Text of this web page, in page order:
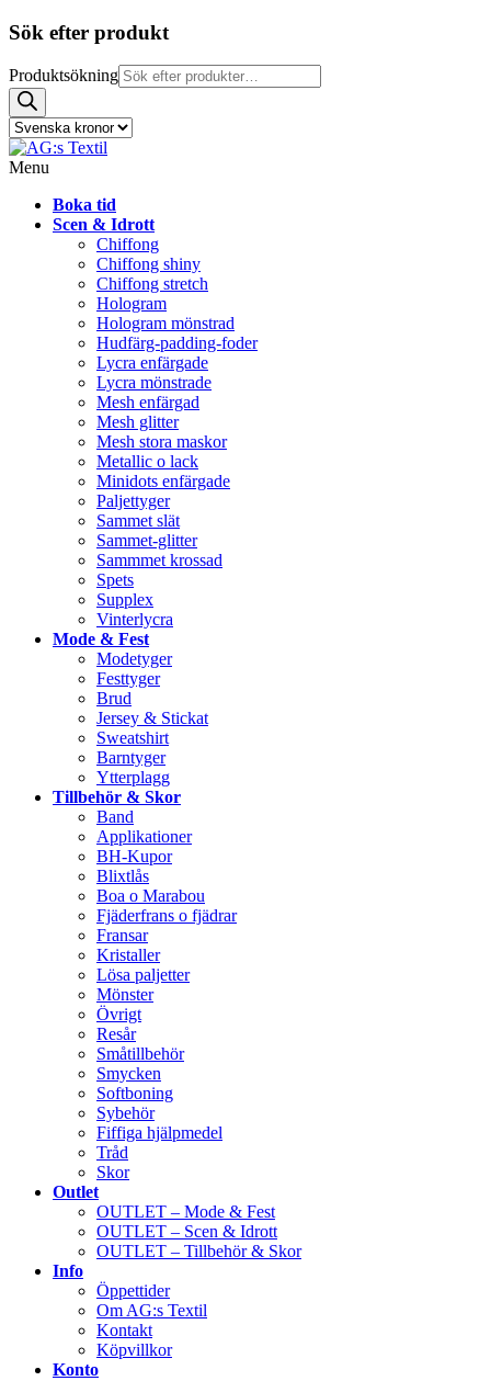
Sök efter produkt
Produktsökning
Menu
Boka tid
Scen & Idrott
Chiffong
Chiffong shiny
Chiffong stretch
Hologram
Hologram mönstrad
Hudfärg-padding-foder
Lycra enfärgade
Lycra mönstrade
Mesh enfärgad
Mesh glitter
Mesh stora maskor
Metallic o lack
Minidots enfärgade
Paljettyger
Sammet slät
Sammet-glitter
Sammmet krossad
Spets
Supplex
Vinterlycra
Mode & Fest
Modetyger
Festtyger
Brud
Jersey & Stickat
Sweatshirt
Barntyger
Ytterplagg
Tillbehör & Skor
Band
Applikationer
BH-Kupor
Blixtlås
Boa o Marabou
Fjäderfrans o fjädrar
Fransar
Kristaller
Lösa paljetter
Mönster
Övrigt
Resår
Småtillbehör
Smycken
Softboning
Sybehör
Fiffiga hjälpmedel
Tråd
Skor
Outlet
OUTLET – Mode & Fest
OUTLET – Scen & Idrott
OUTLET – Tillbehör & Skor
Info
Öppettider
Om AG:s Textil
Kontakt
Köpvillkor
Konto